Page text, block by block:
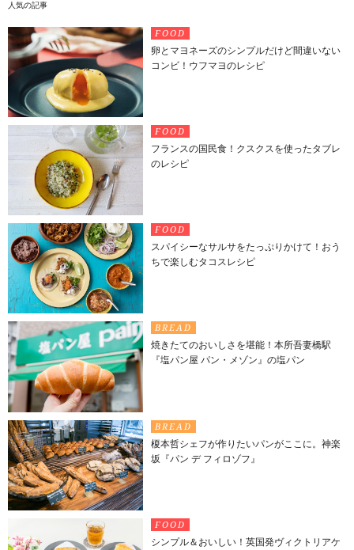
人気の記事
FOOD
卵とマヨネーズのシンプルだけど間違いない
コンビ！ウフマヨのレシピ
FOOD
フランスの国民食！クスクスを使ったタブレ
のレシピ
FOOD
スパイシーなサルサをたっぷりかけて！おう
ちで楽しむタコスレシピ
BREAD
焼きたてのおいしさを堪能！本所吾妻橋駅
『塩パン屋 パン・メゾン』の塩パン
BREAD
榎本哲シェフが作りたいパンがここに。神楽
坂『パン デ フィロゾフ』
FOOD
シンプル＆おいしい！英国発ヴィクトリアケ